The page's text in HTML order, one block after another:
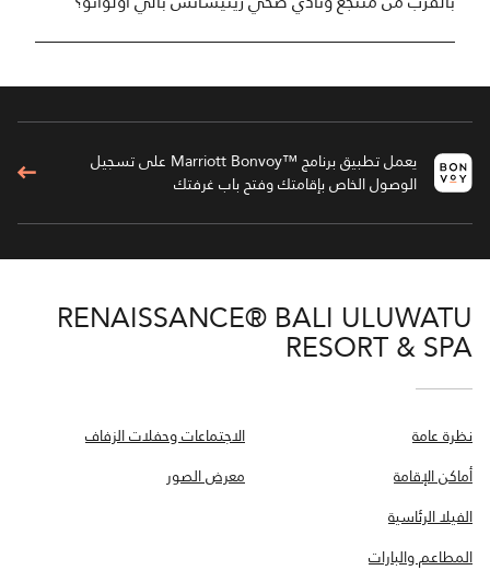
يعمل تطبيق برنامج ™Marriott Bonvoy على تسجيل
الوصول الخاص بإقامتك وفتح باب غرفتك
RENAISSANCE® BALI ULUWATU
RESORT & SPA
نظرة عامة
أماكن الإقامة
الفيلا الرئاسية
المطاعم والبارات
الاجتماعات وحفلات الزفاف
معرض الصور